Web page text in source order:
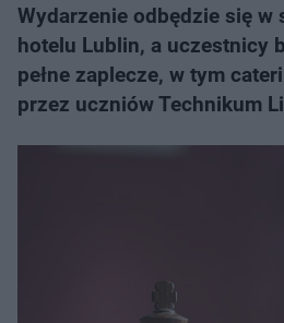
Wydarzenie odbędzie się w
hotelu Lublin, a uczestnicy
pełne zaplecze, w tym
przez uczniów Technikum